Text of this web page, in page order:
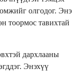
олгодог. Энэ
тоормос тавихтай
дархлааны
Энэхүү